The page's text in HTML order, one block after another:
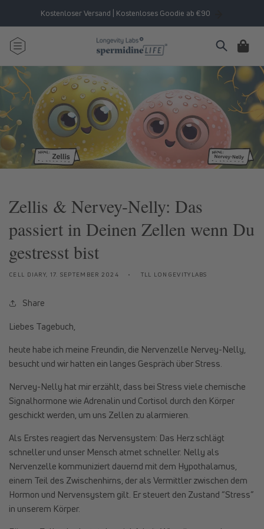
Inhalt
Kostenloser Versand | Kostenloses Goodie ab €90
Warenkorb
Zellis & Nervey-Nelly: Das
passiert in Deinen Zellen wenn Du
gestresst bist
CELL DIARY, 17. SEPTEMBER 2024 TLL LONGEVITYLABS
Share
Liebes Tagebuch,
heute habe ich meine Freundin, die Nervenzelle Nervey-Nelly,
besucht und wir hatten ein langes Gespräch über Stress.
Nervey-Nelly hat mir erzählt, dass bei Stress viele chemische
Signalhormone wie Adrenalin und Cortisol durch den Körper
geschickt werden, um uns Zellen zu alarmieren.
Als Erstes reagiert das Nervensystem: Das Herz schlägt
schneller und unser Mensch atmet schneller. Nelly als
Nervenzelle kommuniziert dauernd mit dem Hypothalamus,
einem Teil des Zwischenhirns, der als Vermittler zwischen dem
Hormon und Nervensystem gilt. Er steuert den Zustand “Stress”
in unserem Körper.